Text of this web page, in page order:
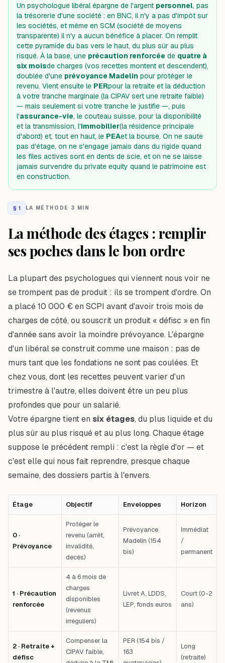
Un psychologue libéral épargne de l'argent personnel, pas
la trésorerie d'une société : en BNC, il n'y a pas d'impôt sur
les sociétés, et même en SCM (société de moyens
transparente) il n'y a aucun bénéfice à placer. On remplit
cette pyramide du bas vers le haut, du plus sûr au plus
risqué. À la base, une précaution renforcée de quatre à
six moisde charges (vos recettes montent et descendent),
doublée d'une prévoyance Madelin pour protéger le
revenu. Vient ensuite le PERpour la retraite et la déduction
à votre tranche marginale (la CIPAV sert une retraite faible)
— mais seulement si votre tranche le justifie —, puis
l'assurance-vie, le couteau suisse, pour la disponibilité
et la transmission, l'immobilier(la résidence principale
d'abord) et, tout en haut, le PEAet la bourse. On ne saute
pas d'étage, on ne s'engage jamais dans du rigide quand
les files actives sont en dents de scie, et on ne se laisse
jamais survendre du private equity quand le patrimoine est
en construction.
§ 1 LA MÉTHODE · 3 MIN
La méthode des étages : remplir
ses poches dans le bon ordre
La plupart des psychologues qui viennent nous voir ne
se trompent pas de produit : ils se trompent d'ordre. On
a placé 10 000 € en SCPI avant d'avoir trois mois de
charges de côté, ou souscrit un produit « défisc » en fin
d'année sans avoir la moindre prévoyance. L'épargne
d'un libéral se construit comme une maison : pas de
murs tant que les fondations ne sont pas coulées. Et
chez vous, dont les recettes peuvent varier d'un
trimestre à l'autre, elles doivent être un peu plus
profondes que pour un salarié.
Votre épargne tient en six étages, du plus liquide et du
plus sûr au plus risqué et au plus long. Chaque étage
suppose le précédent rempli : c'est la règle d'or — et
c'est elle qui nous fait reprendre, presque chaque
semaine, des dossiers partis à l'envers.
Étage Objectif Enveloppes Horizon
0 ·
Prévoyance
Protéger le
revenu (arrêt,
invalidité,
décès)
Prévoyance
Madelin (154
bis)
Immédiat
/
permanent
1 · Précaution
renforcée
4 à 6 mois de
charges
disponibles
(revenus
irréguliers)
Livret A, LDDS,
LEP, fonds euros
Court (0-2
ans)
2 · Retraite +
défisc
Compenser la
CIPAV faible,
PER (154 bis /
163
Long
(retraite)